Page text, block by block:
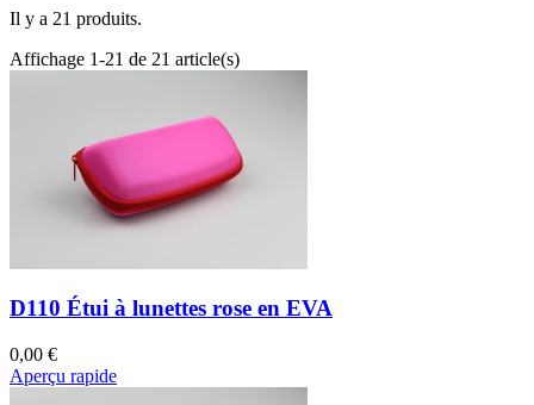
Il y a 21 produits.
Affichage 1-21 de 21 article(s)
D110 Étui à lunettes rose en EVA
0,00 €
Aperçu rapide